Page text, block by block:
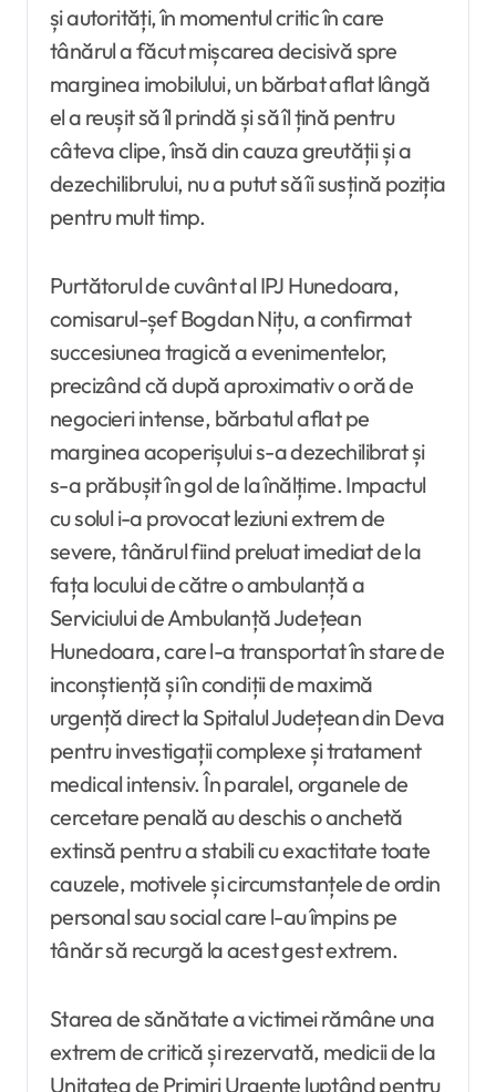
și autorități, în momentul critic în care
tânărul a făcut mișcarea decisivă spre
marginea imobilului, un bărbat aflat lângă
el a reușit să îl prindă și să îl țină pentru
câteva clipe, însă din cauza greutății și a
dezechilibrului, nu a putut să îi susțină poziția
pentru mult timp.
Purtătorul de cuvânt al IPJ Hunedoara,
comisarul-șef Bogdan Nițu, a confirmat
succesiunea tragică a evenimentelor,
precizând că după aproximativ o oră de
negocieri intense, bărbatul aflat pe
marginea acoperișului s-a dezechilibrat și
s-a prăbușit în gol de la înălțime. Impactul
cu solul i-a provocat leziuni extrem de
severe, tânărul fiind preluat imediat de la
fața locului de către o ambulanță a
Serviciului de Ambulanță Județean
Hunedoara, care l-a transportat în stare de
inconștiență și în condiții de maximă
urgență direct la Spitalul Județean din Deva
pentru investigații complexe și tratament
medical intensiv. În paralel, organele de
cercetare penală au deschis o anchetă
extinsă pentru a stabili cu exactitate toate
cauzele, motivele și circumstanțele de ordin
personal sau social care l-au împins pe
tânăr să recurgă la acest gest extrem.
Starea de sănătate a victimei rămâne una
extrem de critică și rezervată, medicii de la
Unitatea de Primiri Urgențe luptând pentru